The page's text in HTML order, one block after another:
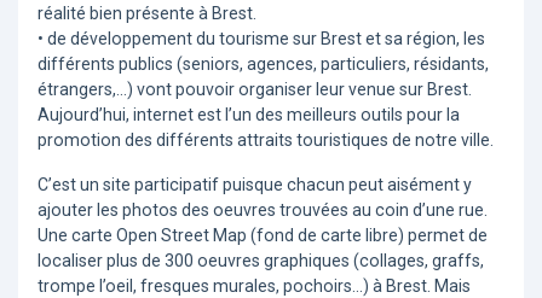
réalité bien présente à Brest.
• de développement du tourisme sur Brest et sa région, les
différents publics (seniors, agences, particuliers, résidants,
étrangers,…) vont pouvoir organiser leur venue sur Brest.
Aujourd’hui, internet est l’un des meilleurs outils pour la
promotion des différents attraits touristiques de notre ville.
C’est un site participatif puisque chacun peut aisément y
ajouter les photos des oeuvres trouvées au coin d’une rue.
Une carte Open Street Map (fond de carte libre) permet de
localiser plus de 300 oeuvres graphiques (collages, graffs,
trompe l’oeil, fresques murales, pochoirs...) à Brest. Mais